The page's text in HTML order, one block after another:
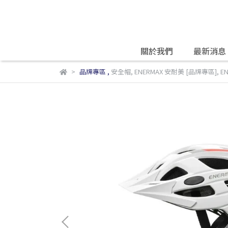
關於我們 最新消息
品牌專區 , 安全帽, ENERMAX 安耐美 [品牌專區],